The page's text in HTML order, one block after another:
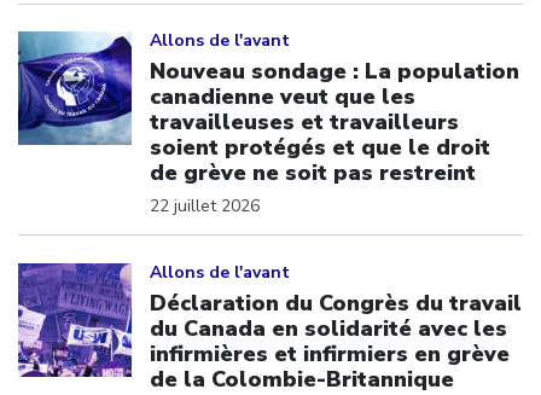
Allons de l'avant
Nouveau sondage : La population
canadienne veut que les
travailleuses et travailleurs
soient protégés et que le droit
de grève ne soit pas restreint
22 juillet 2026
Allons de l'avant
Déclaration du Congrès du travail
du Canada en solidarité avec les
infirmières et infirmiers en grève
de la Colombie-Britannique